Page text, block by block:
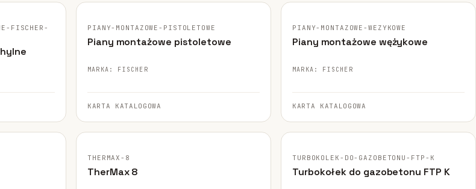
FISCHER-
FISCHER · ORYGINALNE ZDJĘCIE
PIANY-MONTAZOWE-PISTOLETOWE
Piany montażowe pistoletowe
MARKA: FISCHER
KARTA KATALOGOWA
FISCHER · ORYGINALNE ZDJĘCIE
PIANY-MONTAZOWE-WEZYKOWE
Piany montażowe wężykowe
MARKA: FISCHER
KARTA KATALOGOWA
FISCHER · ORYGINALNE ZDJĘCIE
THERMAX-8
TherMax 8
FISCHER · ORYGINALNE ZDJĘCIE
TURBOKOLEK-DO-GAZOBETONU-FTP-K
Turbokołek do gazobetonu FTP K